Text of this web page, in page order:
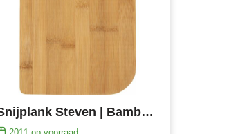
Snijplank Steven | Bamboe | 24,5 x 17,5 cm